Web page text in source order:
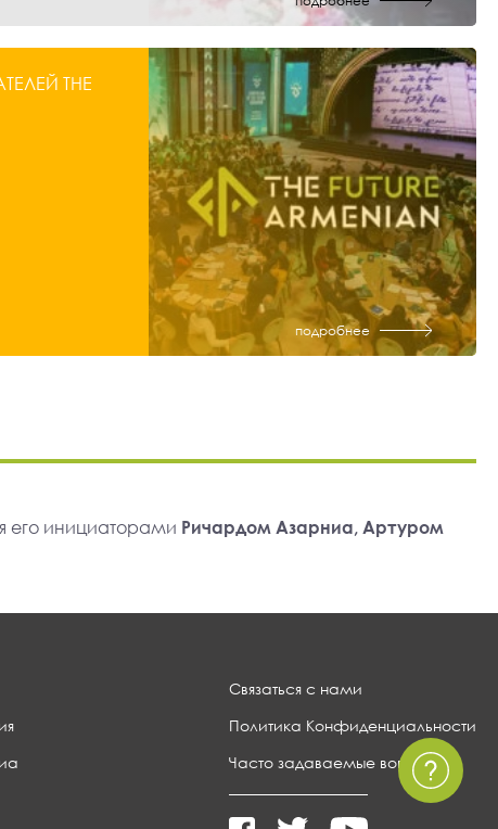
THE
подробнее
его инициаторами Ричардом Азарниа, Артуром
Связаться с нами
Политика Конфиденциальности
Часто задаваемые вопросы